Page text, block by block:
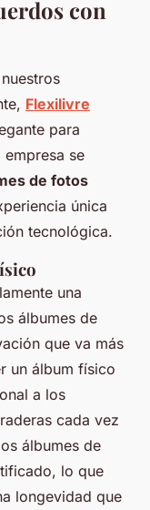
con
Flexilivre
para
se
de fotos
única
tecnológica.
una
álbumes de
que va más
un álbum físico
a los
cada vez
álbumes de
lo que
longevidad que